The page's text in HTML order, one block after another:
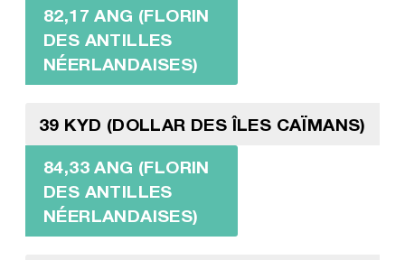
82,17 ANG (FLORIN
DES ANTILLES
NÉERLANDAISES)
39 KYD (DOLLAR DES ÎLES CAÏMANS)
84,33 ANG (FLORIN
DES ANTILLES
NÉERLANDAISES)